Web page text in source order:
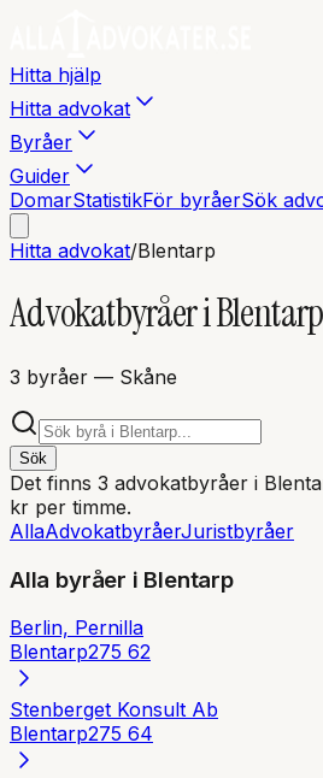
Hitta hjälp
Hitta advokat
Byråer
Guider
DomarStatistikFör byråerSök
Hitta advokat/Blentarp
Advokatbyråer iBlentarp
3 byråer — Skåne
Sök
Det finns 3 advokatbyråer i
kr per timme.
AllaAdvokatbyråerJuristbyråer
Alla byråer i Blentarp
Berlin, Pernilla
Blentarp275 62
Stenberget Konsult Ab
Blentarp275 64